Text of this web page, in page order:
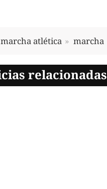
marcha atlética marcha
relacionadas